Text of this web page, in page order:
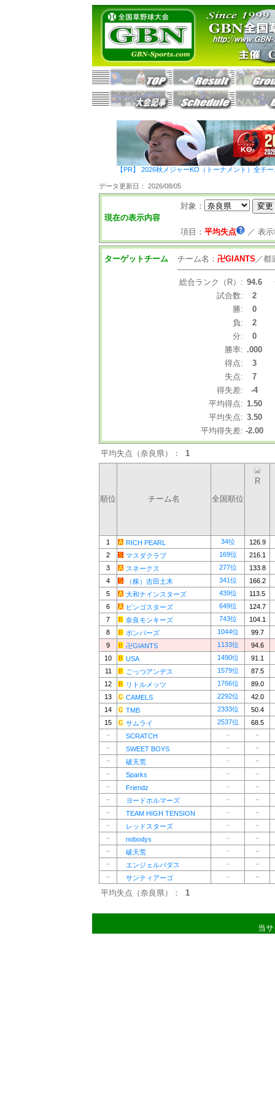
【PR】 2026秋メジャーKO（トーナメント）全チ
データ更新日： 2026/08/05
現在の表示内容
対象：
項目： 平均失点 ／ 表
ターゲットチーム チーム名： 卍GIANTS ／都
総合ランク（R）: 94.6
試合数:
2
勝:
0
負:
2
分:
0
勝率: .000
得点:
3
失点:
7
得失差:
-4
平均得点: 1.50
平均失点: 3.50
平均得失差: -2.00
平均失点（奈良県）： 1
順位 チーム名 全国順位
R
1 RICH PEARL 34位
126.9
2
マスダクラブ 169位
216.1
3
スネークス 277位
133.8
4
（株）吉田土木 341位
166.2
5
大和ナインスターズ 439位
113.5
6
ビンゴスターズ 649位
124.7
7
奈良モンキーズ 743位
104.1
8
ボンバーズ 1044位
99.7
9
卍GIANTS 1133位
94.6
10
USA 1490位
91.1
11
ごっつアンデス 1579位
87.5
12
リトルメッツ 1766位
89.0
13
CAMELS 2292位
42.0
14
TMB 2333位
50.4
15
サムライ 2537位
68.5
－
SCRATCH －
－
－
SWEET BOYS －
－
－
破天荒 －
－
－
Sparks －
－
－
Friendz －
－
－
ヨードホルマーズ －
－
－
TEAM HIGH TENSION －
－
－
レッドスターズ －
－
－
nobodys －
－
－
破天荒 －
－
－
エンジェルバダス －
－
－
サンティアーゴ － －
平均失点（奈良県）： 1
当